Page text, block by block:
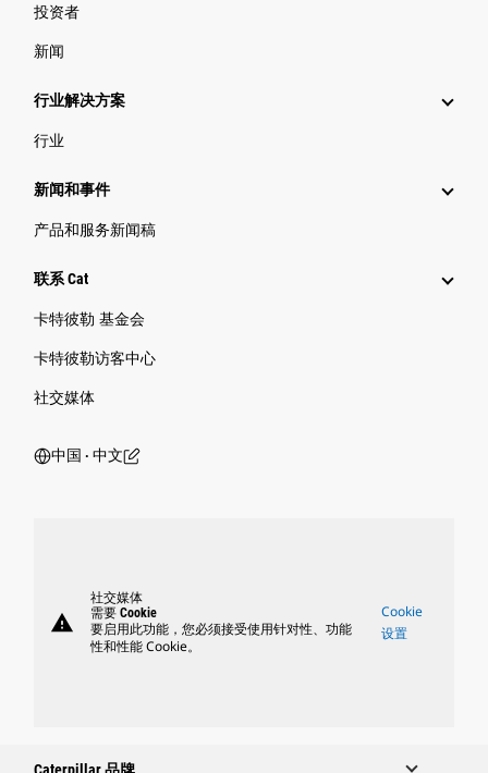
投资者
新闻
行业解决方案
行业
新闻和事件
产品和服务新闻稿
联系 Cat
卡特彼勒 基金会
卡特彼勒访客中心
社交媒体
中国 ‧ 中文
warning
社交媒体
需要 Cookie
要启用此功能，您必须接受使用针对性、功能
性和性能 Cookie。
Cookie
设置